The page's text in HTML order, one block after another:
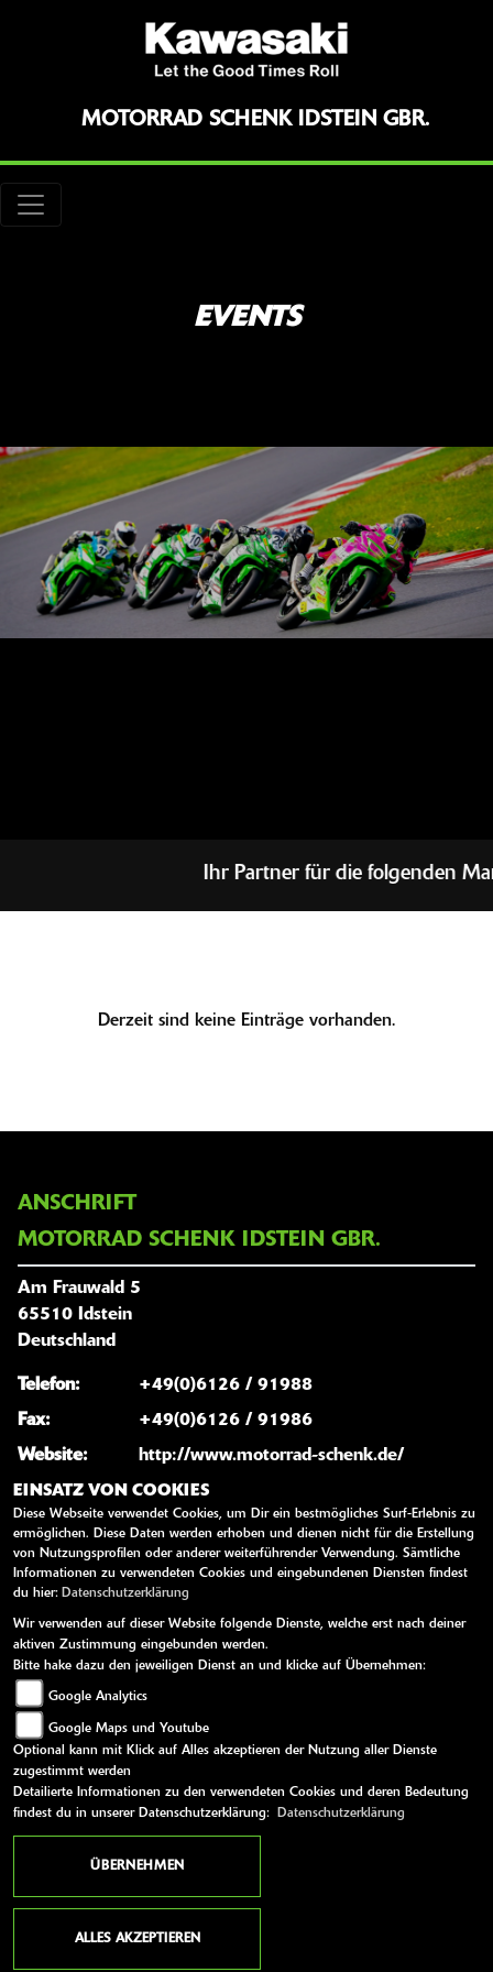
MOTORRAD SCHENK IDSTEIN GBR.
EVENTS
Ihr Partner für die folgenden
Derzeit sind keine Einträge vorhanden.
ANSCHRIFT
MOTORRAD SCHENK IDSTEIN GBR.
Am Frauwald 5
65510 Idstein
Deutschland
Telefon:
+49(0)6126 / 91988
Fax:
+49(0)6126 / 91986
Website:
http://www.motorrad-schenk.de/
E-Mail:
info@motorrad-schenk.de
ÖFFNUNGSZEITEN
Montag:
09:00 - 18:00
Dienstag:
Mittwoch:
Donnerstag:
09:00 - 18:00
Freitag:
09:00 - 18:00
Samstag:
10:00 - 13:00
Sonntag:
geschlossen
WEITERE LINKS
Kawasaki News
EINSATZ VON COOKIES
Diese Webseite verwendet Cookies, um Dir ein bestmögliches Surf-Erlebnis zu
ermöglichen. Diese Daten werden erhoben und dienen nicht für die Erstellung
von Nutzungsprofilen oder anderer weiterführender Verwendung. Sämtliche
Informationen zu verwendeten Cookies und eingebundenen Diensten findest
du hier: Datenschutzerklärung
Wir verwenden auf dieser Website folgende Dienste, welche erst nach deiner
aktiven Zustimmung eingebunden werden.
Bitte hake dazu den jeweiligen Dienst an und klicke auf Übernehmen:
Google Analytics
Google Maps und Youtube
Optional kann mit Klick auf Alles akzeptieren der Nutzung aller Dienste
zugestimmt werden
Detailierte Informationen zu den verwendeten Cookies und deren Bedeutung
findest du in unserer Datenschutzerklärung:
Datenschutzerklärung
ÜBERNEHMEN
ALLES AKZEPTIEREN